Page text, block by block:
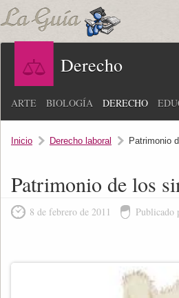
Derecho
ARTE BIOLOGÍA DERECHO
Inicio Derecho laboral Patrimonio
Patrimonio de los
8 de febrero de 2011 Publicado